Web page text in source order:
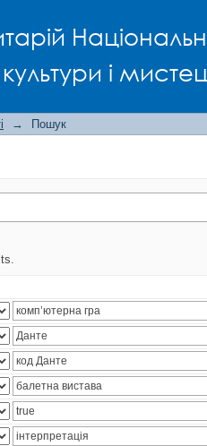
і
→ Пошук